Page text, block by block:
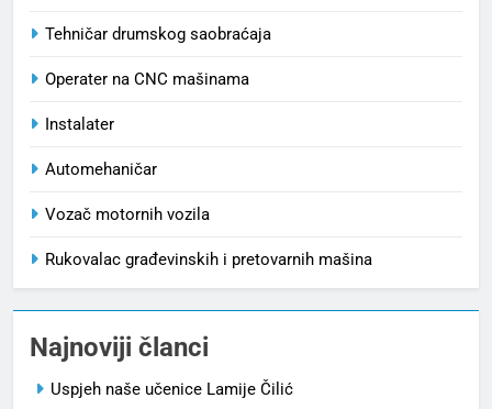
Tehničar drumskog saobraćaja
Operater na CNC mašinama
Instalater
Automehaničar
Vozač motornih vozila
Rukovalac građevinskih i pretovarnih mašina
Najnoviji članci
Uspjeh naše učenice Lamije Čilić